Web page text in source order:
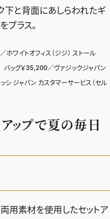
下と背面にあしらわれたギ
プラス。
ホワイトオフィス（ジジ） ストール
バッグ￥35,200／ヴァジックジャパン
シ ジャパン カスタマーサービス（セル
ップで夏の毎日
用素材を使用したセットア